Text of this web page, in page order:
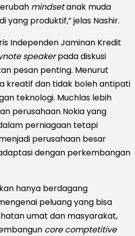
mindsetanak muda
yang produktif,” jelas Nashir.
Independen Jaminan Kredit
speakerpada diskusi
pesan penting. Menurut
kreatif dan tidak boleh antipati
teknologi. Muchlas lebih
perusahaan Nokia yang
perniagaan tetapi
perusahaan besar
dengan perkembangan
hanya berdagang
peluang yang bisa
umat dan masyarakat,
core comptetitive